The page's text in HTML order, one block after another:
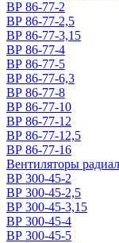
ВР 86-77-2
ВР 86-77-2,5
ВР 86-77-3,15
ВР 86-77-4
ВР 86-77-5
ВР 86-77-6,3
ВР 86-77-8
ВР 86-77-10
ВР 86-77-12
ВР 86-77-12,5
ВР 86-77-16
Вентиляторы
ВР 300-45-2
ВР 300-45-2,5
ВР 300-45-3,15
ВР 300-45-4
ВР 300-45-5